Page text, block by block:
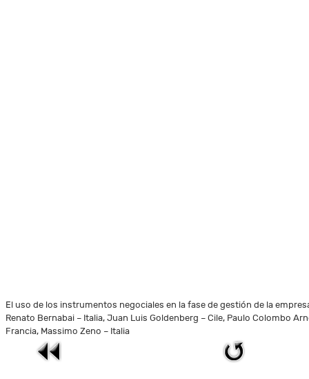
El uso de los instrumentos negociales en la fase de gestión de la
Renato Bernabai – Italia, Juan Luis Goldenberg – Cile, Paulo Colombo
Francia, Massimo Zeno – Italia